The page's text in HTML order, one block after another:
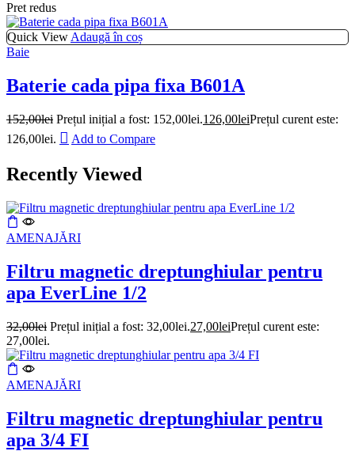
Pret redus
Quick View Adaugă în coș
Baie
Baterie cada pipa fixa B601A
152,00lei Prețul inițial a fost: 152,00lei.126,00leiPrețul curent este:
126,00lei.
Add to Compare
Recently Viewed
AMENAJĂRI
Filtru magnetic dreptunghiular pentru
apa EverLine 1/2
32,00lei Prețul inițial a fost: 32,00lei.27,00leiPrețul curent este:
27,00lei.
AMENAJĂRI
Filtru magnetic dreptunghiular pentru
apa 3/4 FI